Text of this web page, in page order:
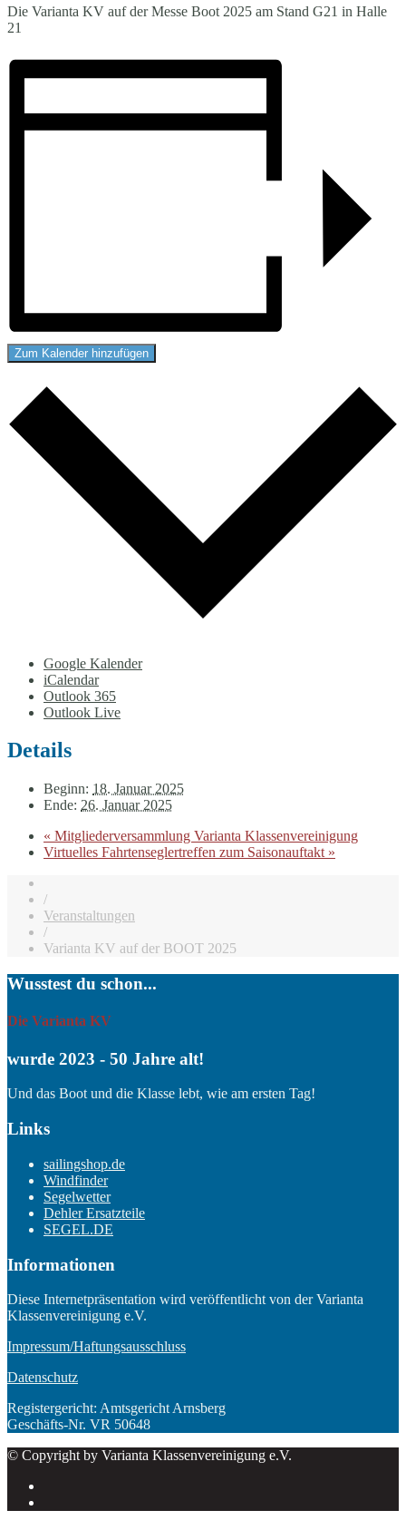
Die Varianta KV auf der Messe Boot 2025 am Stand G21 in Halle
21
Zum Kalender hinzufügen
Google Kalender
iCalendar
Outlook 365
Outlook Live
Details
Beginn: 18. Januar 2025
Ende: 26. Januar 2025
« Mitgliederversammlung Varianta Klassenvereinigung
Virtuelles Fahrtenseglertreffen zum Saisonauftakt »
/
Veranstaltungen
/
Varianta KV auf der BOOT 2025
Wusstest du schon...
Die Varianta KV
wurde 2023 - 50 Jahre alt!
Und das Boot und die Klasse lebt, wie am ersten Tag!
Links
sailingshop.de
Windfinder
Segelwetter
Dehler Ersatzteile
SEGEL.DE
Informationen
Diese Internetpräsentation wird veröffentlicht von der Varianta
Klassenvereinigung e.V.
Impressum/Haftungsausschluss
Datenschutz
Registergericht: Amtsgericht Arnsberg
Geschäfts-Nr. VR 50648
© Copyright by Varianta Klassenvereinigung e.V.